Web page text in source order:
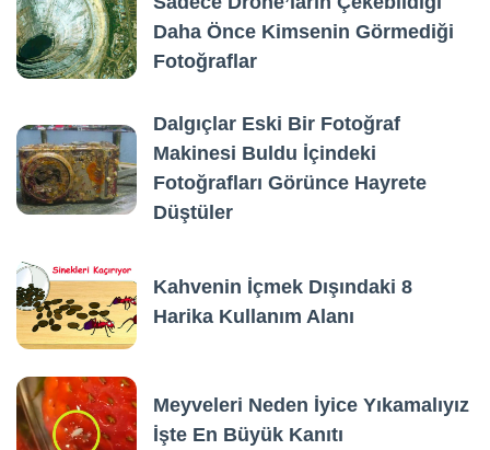
Daha Önce Kimsenin Görmediği
Fotoğraflar
Dalgıçlar Eski Bir Fotoğraf
Makinesi Buldu İçindeki
Fotoğrafları Görünce Hayrete
Düştüler
Kahvenin İçmek Dışındaki 8
Harika Kullanım Alanı
Meyveleri Neden İyice Yıkamalıyız
İşte En Büyük Kanıtı